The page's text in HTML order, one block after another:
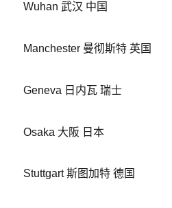
Wuhan 武汉 中国
Manchester 曼彻斯特 英国
Geneva 日内瓦 瑞士
Osaka 大阪 日本
Stuttgart 斯图加特 德国